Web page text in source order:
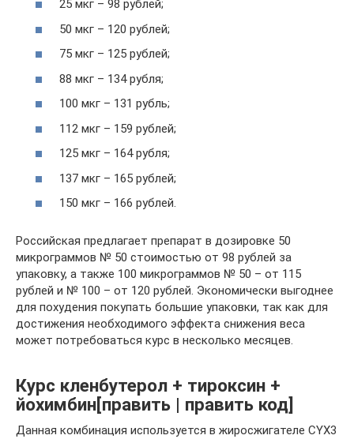
25 мкг – 98 рублей;
50 мкг – 120 рублей;
75 мкг – 125 рублей;
88 мкг – 134 рубля;
100 мкг – 131 рубль;
112 мкг – 159 рублей;
125 мкг – 164 рубля;
137 мкг – 165 рублей;
150 мкг – 166 рублей.
Российская предлагает препарат в дозировке 50
микрограммов № 50 стоимостью от 98 рублей за
упаковку, а также 100 микрограммов № 50 – от 115
рублей и № 100 – от 120 рублей. Экономически выгоднее
для похудения покупать большие упаковки, так как для
достижения необходимого эффекта снижения веса
может потребоваться курс в несколько месяцев.
Курс кленбутерол + тироксин +
йохимбин[править | править код]
Данная комбинация используется в жиросжигателе CYX3